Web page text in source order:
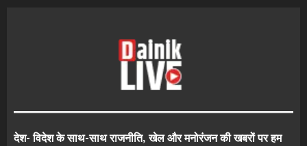
देश- विदेश के साथ-साथ राजनीति, खेल और मनोरंजन की खबरों पर हम